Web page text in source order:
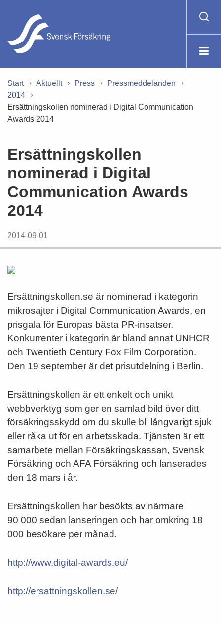
Start Aktuellt Press
Pressmeddelanden
2014
Ersättningskollen nominerad i Digital Communication
Awards 2014
Ersättningskollen
nominerad i Digital
Communication Awards
2014
2014-09-01
Ersättningskollen.se är nominerad i kategorin
mikrosajter i Digital Communication Awards, en
prisgala för Europas bästa PR-insatser.
Konkurrenter i kategorin är bland annat UNHCR
och Twentieth Century Fox Film Corporation.
Den 19 september är det prisutdelning i Berlin.
Ersättningskollen är ett enkelt och unikt
webbverktyg som ger en samlad bild över ditt
försäkringsskydd om du skulle bli långvarigt sjuk
eller råka ut för en arbetsskada. Tjänsten är ett
samarbete mellan Försäkringskassan, Svensk
Försäkring och AFA Försäkring och lanserades
den 18 mars i år.
Ersättningskollen har besökts av närmare
90 000 sedan lanseringen och har omkring 18
000 besökare per månad.
http://www.digital-awards.eu/
http://ersattningskollen.se/